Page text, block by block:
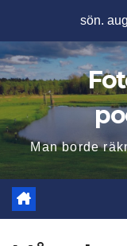
innehåll
sön.
Man borde